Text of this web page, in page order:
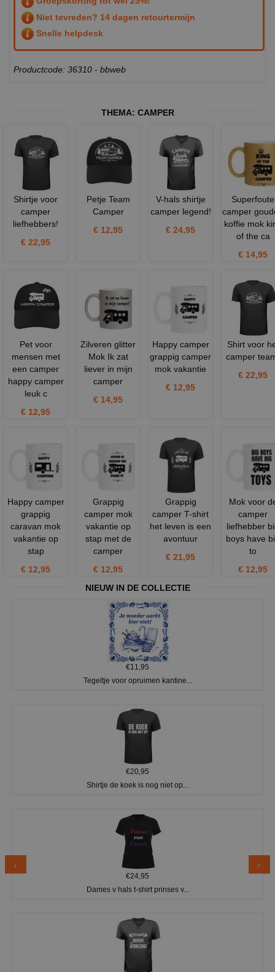
Niet tevreden? 14 dagen retourtermijn
Snelle helpdesk
Productcode: 36310 - bbweb
THEMA: CAMPER
Shirtje voor
camper
liefhebbers!
€ 22,95
Petje Team
Camper
€ 12,95
V-hals shirtje
camper legend!
€ 24,95
Superfoute
camper
koffie mok
of the ca
€ 14,95
Pet voor
mensen met
een camper
happy camper
leuk c
€ 12,95
Zilveren glitter
Mok Ik zat
liever in mijn
camper
€ 14,95
Happy camper
grappig camper
mok vakantie
€ 12,95
Shirt voor
camper
€ 22,95
Happy camper
grappig
caravan mok
vakantie op
stap
€ 12,95
Grappig
camper mok
vakantie op
stap met de
camper
€ 12,95
Grappig
camper T-shirt
het leven is een
avontuur
€ 21,95
Mok voor
camper
liefhebber
boys have
to
€ 12,95
NIEUW IN DE COLLECTIE
€11,95
Tegeltje voor opruimen kantine...
€20,95
Shirtje de koek is nog niet op...
€24,95
Dames v hals t-shirt prinses v...